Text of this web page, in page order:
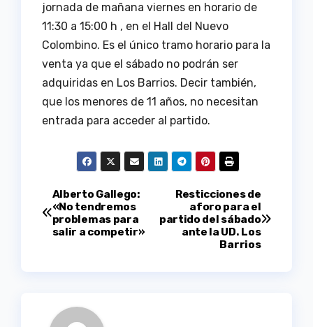
jornada de mañana viernes en horario de
11:30 a 15:00 h , en el Hall del Nuevo
Colombino. Es el único tramo horario para la
venta ya que el sábado no podrán ser
adquiridas en Los Barrios. Decir también,
que los menores de 11 años, no necesitan
entrada para acceder al partido.
Navegación
de
Resticciones de
aforo para el
partido del sábado
ante la UD. Los
Barrios
Alberto Gallego:
«No tendremos
problemas para
salir a competir»